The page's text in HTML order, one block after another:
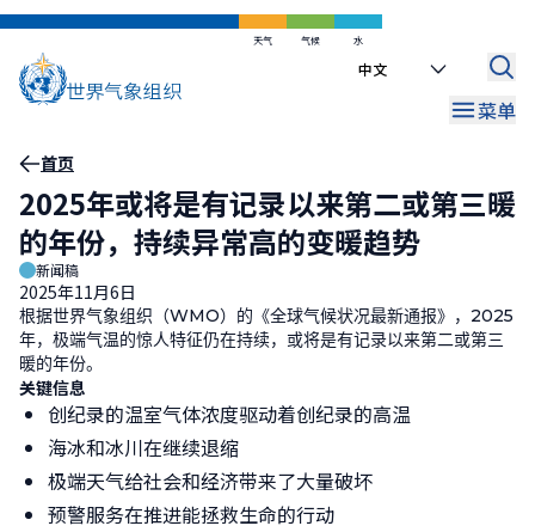
跳
天气 气候 水
Select
菜单
面
包
屑
首页
2025年或将是有记录以来第二或第三暖
的年份，持续异常高的变暖趋势
新闻稿
2025年11月6日
根据世界气象组织（WMO）的《全球气候状况最新通报》， 2025
年，极端气温的惊人特征仍在持续，或将是有记录以来第二或第三
暖的年份。
关键信息
创纪录的温室气体浓度驱动着创纪录的高温
海冰和冰川在继续退缩
极端天气给社会和经济带来了大量破坏
预警服务在推进能拯救生命的行动